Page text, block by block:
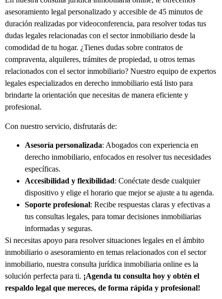
asesoramiento legal personalizado y accesible de 45 minutos de
duración realizadas por videoconferencia, para resolver todas tus
dudas legales relacionadas con el sector inmobiliario desde la
comodidad de tu hogar. ¿Tienes dudas sobre contratos de
compraventa, alquileres, trámites de propiedad, u otros temas
relacionados con el sector inmobiliario? Nuestro equipo de expertos
legales especializados en derecho inmobiliario está listo para
brindarte la orientación que necesitas de manera eficiente y
profesional.
Con nuestro servicio, disfrutarás de:
Asesoría personalizada: Abogados con experiencia en
derecho inmobiliario, enfocados en resolver tus necesidades
específicas.
Accesibilidad y flexibilidad: Conéctate desde cualquier
dispositivo y elige el horario que mejor se ajuste a tu agenda.
Soporte profesional: Recibe respuestas claras y efectivas a
tus consultas legales, para tomar decisiones inmobiliarias
informadas y seguras.
Si necesitas apoyo para resolver situaciones legales en el ámbito
inmobiliario o asesoramiento en temas relacionados con el sector
inmobiliario, nuestra consulta jurídica inmobiliaria online es la
solución perfecta para ti. ¡Agenda tu consulta hoy y obtén el
respaldo legal que mereces, de forma rápida y profesional!